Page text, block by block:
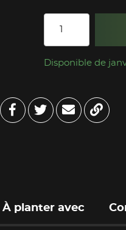
Disponible de
À planter avec